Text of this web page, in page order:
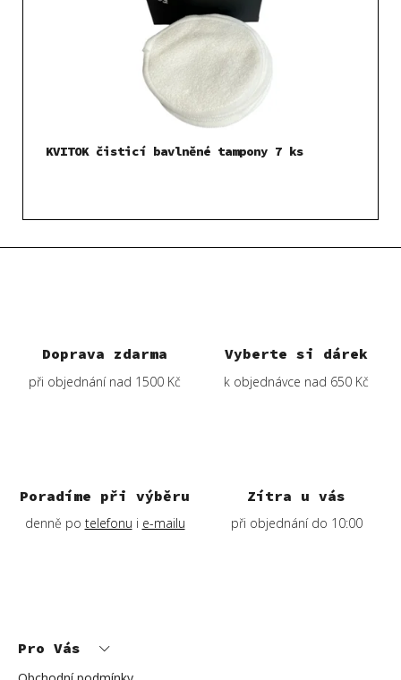
Doprava zdarma
při objednání nad 1500 Kč
Vyberte si dárek
k objednávce nad 650 Kč
Poradíme při výběru
denně po telefonu i e-mailu
Zítra u vás
při objednání do 10:00
KVITOK čisticí bavlněné tampony 7 ks
Pro Vás